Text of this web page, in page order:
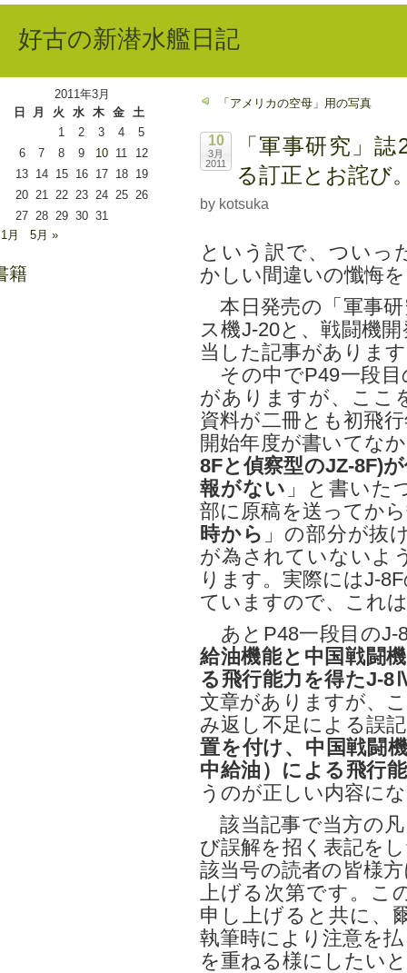
好古の新潜水艦日記
「アメリカの空母」用の写真
10
3月
2011
「軍事研究」
る訂正とお詫び
by kotsuka
という訳で、ついっ
かしい間違いの懺悔
本日発売の「軍事
ス機J-20と、戦闘機
当した記事がありま
その中でP49一段目
がありますが、ここ
資料が二冊とも初飛
開始年度が書いてな
8Fと偵察型のJZ-8F)
報がない 」と書いた
部に原稿を送ってか
時から 」の部分が抜
が為されていないよ
ります。実際にはJ-
ていますので、これ
あとP48一段目のJ-
給油機能と中国戦闘
る飛行能力を得たJ-
文章がありますが、
み返し不足による誤
置を付け、中国戦闘
中給油）による飛行
うのが正しい内容に
該当記事で当方の
び誤解を招く表記を
該当号の読者の皆様
上げる次第です。こ
申し上げると共に、
執筆時により注意を
を重ねる様にしたい
2011年3月
日
月 火 水 木 金
土
1
2 3 4
5
6
7 8 9 10 11
12
13 14 15 16 17 18
19
20 21 22 23 24 25 26
27 28 29 30 31
月
5月 »
籍